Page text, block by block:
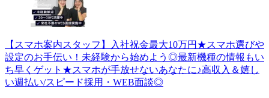
【スマホ案内スタッフ】入社祝金最大10万円★スマホ選びや
設定のお手伝い！未経験から始めよう◎最新機種の情報もい
ち早くゲット★スマホが手放せないあなたに♪高収入＆嬉し
い週払い/スピード採用・WEB面談◎